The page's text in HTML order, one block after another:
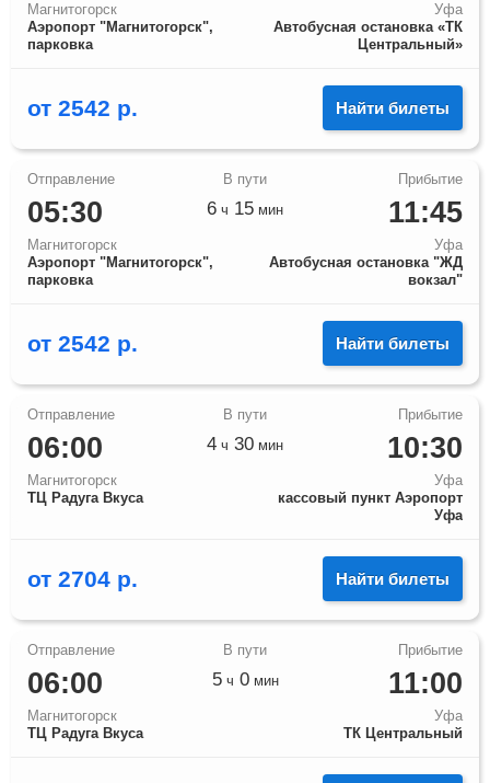
Магнитогорск
Аэропорт "Магнитогорск",
парковка
Уфа
Автобусная остановка «ТК
Центральный»
от 2542 р. Найти билеты
05:30
Магнитогорск
Аэропорт "Магнитогорск",
парковка
11:45
Уфа
Автобусная остановка "ЖД
вокзал"
6 ч 15 мин
от 2542 р. Найти билеты
06:00
Магнитогорск
ТЦ Радуга Вкуса
10:30
Уфа
кассовый пункт Аэропорт
Уфа
4 ч 30 мин
от 2704 р. Найти билеты
06:00
Магнитогорск
ТЦ Радуга Вкуса
11:00
Уфа
ТК Центральный
5ч 0мин